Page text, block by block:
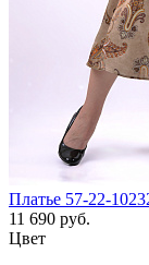
Платье 57-22-
11 690 руб.
Цвет